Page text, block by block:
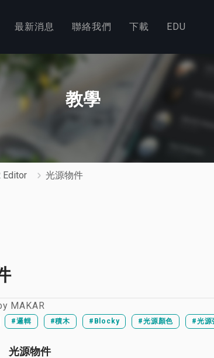
最新消息 聯絡我們 下載 EDU
教學
Editor 光源物件
MAKAR
#邏輯 #積木 #Blocky #光源顏色 #光源
光源物件